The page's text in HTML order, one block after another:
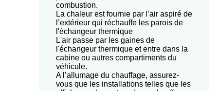
combustion.
La chaleur est fournie par l’air aspiré de
l’extérieur qui réchauffe les parois de
l'échangeur thermique
L'air passe par les gaines de
l'échangeur thermique et entre dans la
cabine ou autres compartiments du
véhicule.
A l’allumage du chauffage, assurez-
vous que les installations telles que les